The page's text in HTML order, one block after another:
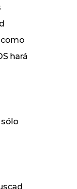
como
hará
sólo